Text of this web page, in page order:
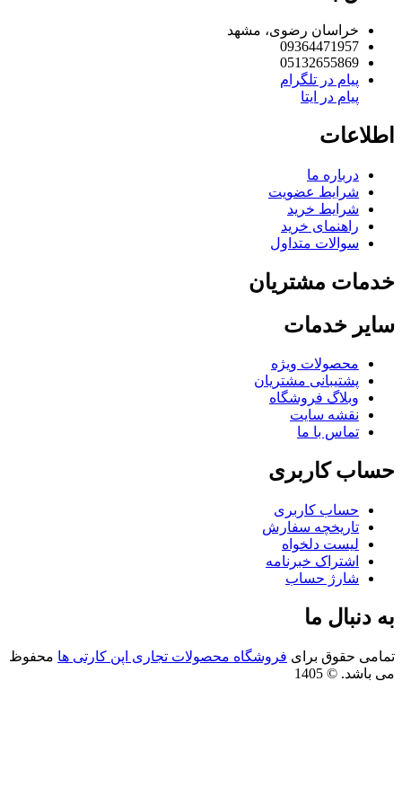
خراسان رضوی، مشهد
09364471957
05132655869
پیام در تلگرام
پیام در ایتا
درباره ما
شرایط عضویت
شرایط خرید
راهنمای خرید
سوالات متداول
مشتریان
خدمات
محصولات ویژه
پشتیبانی مشتریان
وبلاگ فروشگاه
نقشه سایت
تماس با ما
کاربری
حساب کاربری
تاریخچه سفارش
لیست دلخواه
اشتراک خبرنامه
شارژ حساب
دنبال ما
حقوق برای فروشگاه محصولات تجاری اپن کارتی ها محفوظ
© 1405